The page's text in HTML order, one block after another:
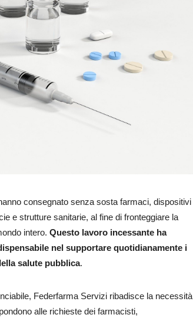
consegnato senza sosta farmaci, dispositivi
e strutture sanitarie, al fine di fronteggiare la
intero. Questo lavoro incessante ha
nel supportare quotidianamente i
salute pubblica.
Federfarma Servizi ribadisce la necessità
alle richieste dei farmacisti,